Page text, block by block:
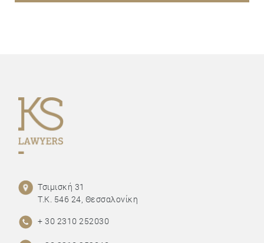
Τσιμισκή 31
Τ.Κ. 546 24, Θεσσαλονίκη
+ 30 2310 252030